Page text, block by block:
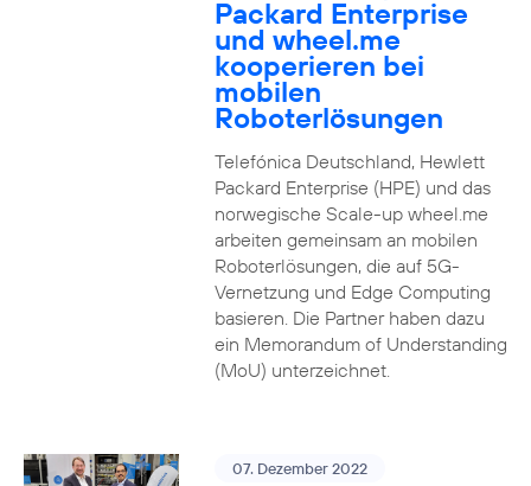
Packard Enterprise
und wheel.me
kooperieren bei
mobilen
Roboterlösungen
Telefónica Deutschland, Hewlett
Packard Enterprise (HPE) und das
norwegische Scale-up wheel.me
arbeiten gemeinsam an mobilen
Roboterlösungen, die auf 5G-
Vernetzung und Edge Computing
basieren. Die Partner haben dazu
ein Memorandum of Understanding
(MoU) unterzeichnet.
07. Dezember 2022